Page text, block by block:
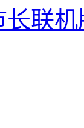
长联机